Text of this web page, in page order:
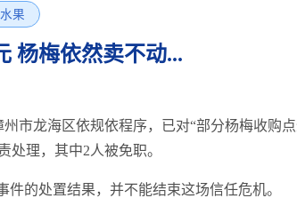
果
杨梅依然卖不动...
州市龙海区依规依程序，已对“部分杨梅收购
处理，其中2人被免职。
件的处置结果，并不能结束这场信任危机。